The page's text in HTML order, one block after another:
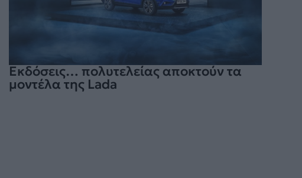
Εκδόσεις… πολυτελείας αποκτούν τα
μοντέλα της Lada